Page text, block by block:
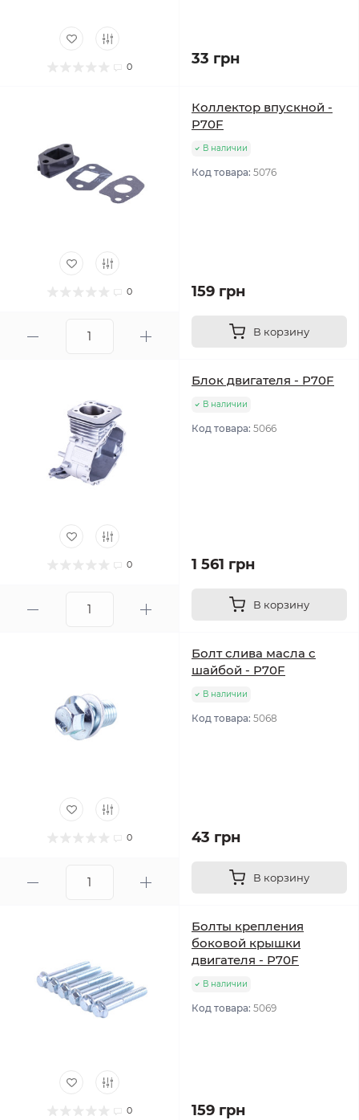
0 33 грн
0
Коллектор впускной -
P70F
В наличии
Код товара: 5076
159 грн
В корзину
0
Блок двигателя - P70F
В наличии
Код товара: 5066
1 561 грн
В корзину
0
Болт слива масла с
шайбой - P70F
В наличии
Код товара: 5068
43 грн
В корзину
0
Болты крепления
боковой крышки
двигателя - P70F
В наличии
Код товара: 5069
159 грн